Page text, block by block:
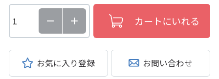
お気に入り登録 お問い合わせ